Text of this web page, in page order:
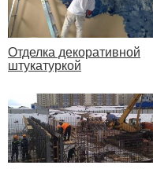
Отделка декоративной
штукатуркой